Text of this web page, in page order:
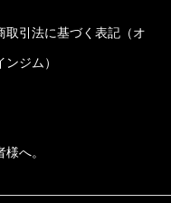
取引法に基づく表記（オ
ンジム）
様へ。